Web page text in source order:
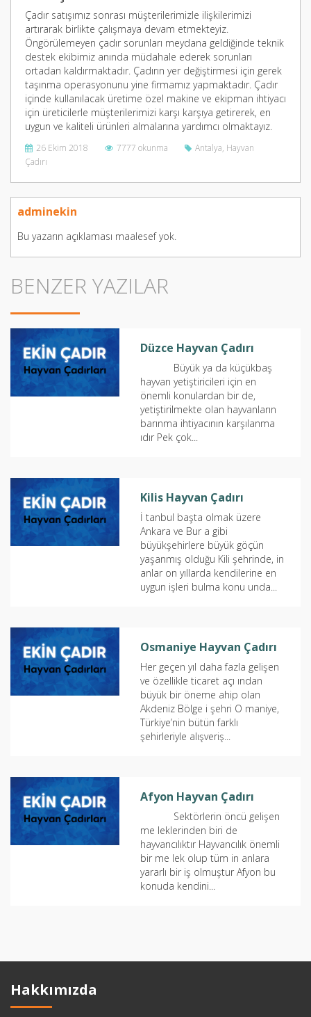
Çadır satışımız sonrası müşterilerimizle ilişkilerimizi
artırarak birlikte çalışmaya devam etmekteyiz.
Öngörülemeyen çadır sorunları meydana geldiğinde teknik
destek ekibimiz anında müdahale ederek sorunları
ortadan kaldırmaktadır. Çadırın yer değiştirmesi için gerek
taşınma operasyonunu yine firmamız yapmaktadır. Çadır
içinde kullanılacak üretime özel makine ve ekipman ihtiyacı
için üreticilerle müşterilerimizi karşı karşıya getirerek, en
uygun ve kaliteli ürünleri almalarına yardımcı olmaktayız.
26 Ekim 2018 7777 okunma Antalya, Hayvan
Çadırı
adminekin
Bu yazarın açıklaması maalesef yok.
BENZER YAZILAR
Düzce Hayvan Çadırı
Büyük ya da küçükbaş
hayvan yetiştiricileri için en
önemli konulardan bir de,
yetiştirilmekte olan hayvanların
barınma ihtiyacının karşılanma
ıdır Pek çok...
Kilis Hayvan Çadırı
İ tanbul başta olmak üzere
Ankara ve Bur a gibi
büyükşehirlere büyük göçün
yaşanmış olduğu Kili şehrinde, in
anlar on yıllarda kendilerine en
uygun işleri bulma konu unda...
Osmaniye Hayvan Çadırı
Her geçen yıl daha fazla gelişen
ve özellikle ticaret açı ından
büyük bir öneme ahip olan
Akdeniz Bölge i şehri O maniye,
Türkiye’nin bütün farklı
şehirleriyle alışveriş...
Afyon Hayvan Çadırı
Sektörlerin öncü gelişen
me leklerinden biri de
hayvancılıktır Hayvancılık önemli
bir me lek olup tüm in anlara
yararlı bir iş olmuştur Afyon bu
konuda kendini...
Hakkımızda